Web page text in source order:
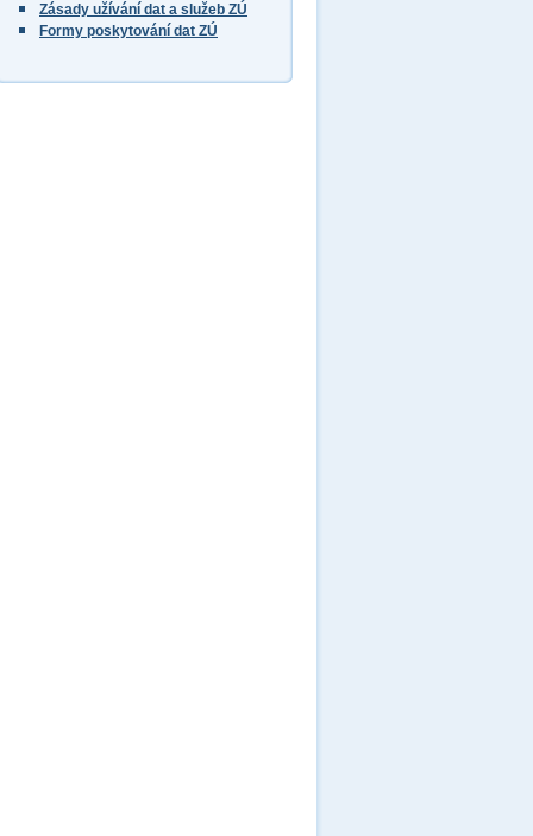
Zásady užívání dat a služeb ZÚ
Formy poskytování dat ZÚ